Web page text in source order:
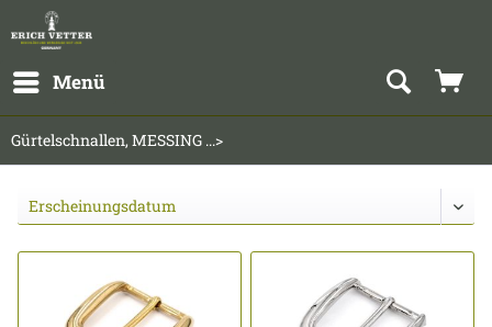
Menü
Gürtelschnallen, MESSING ...>